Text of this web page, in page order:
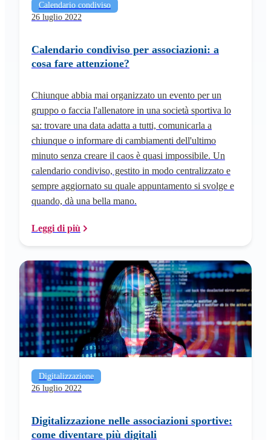
Calendario condiviso
26 luglio 2022
Calendario condiviso per associazioni: a
cosa fare attenzione?
Chiunque abbia mai organizzato un evento per un
gruppo o faccia l'allenatore in una società sportiva lo
sa: trovare una data adatta a tutti, comunicarla a
chiunque o informare di cambiamenti dell'ultimo
minuto senza creare il caos è quasi impossibile. Un
calendario condiviso, gestito in modo centralizzato e
sempre aggiornato su quale appuntamento si svolge e
quando, dà una bella mano.
Leggi di più
Digitalizzazione
26 luglio 2022
Digitalizzazione nelle associazioni sportive:
come diventare più digitali